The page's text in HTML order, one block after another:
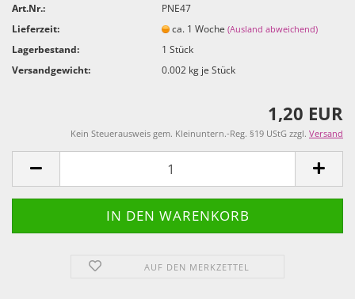
Art.Nr.:
PNE47
Lieferzeit:
ca. 1 Woche(Ausland abweichend)
Lagerbestand: 1Stück
Versandgewicht:
0.002 kg je Stück
1,20 EUR
Kein Steuerausweis gem. Kleinuntern.-Reg. §19 UStG zzgl. Versand
AUF DEN MERKZETTEL